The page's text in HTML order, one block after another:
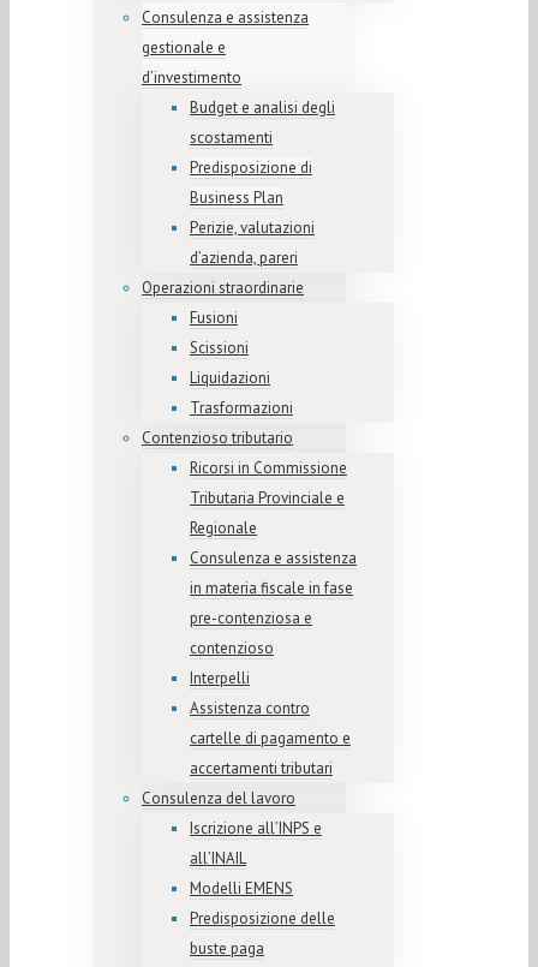
Consulenza e assistenza
gestionale e
d’investimento
Budget e analisi degli
scostamenti
Predisposizione di
Business Plan
Perizie, valutazioni
d’azienda, pareri
Operazioni straordinarie
Fusioni
Scissioni
Liquidazioni
Trasformazioni
Contenzioso tributario
Ricorsi in Commissione
Tributaria Provinciale e
Regionale
Consulenza e assistenza
in materia fiscale in fase
pre-contenziosa e
contenzioso
Interpelli
Assistenza contro
cartelle di pagamento e
accertamenti tributari
Consulenza del lavoro
Iscrizione all’INPS e
all’INAIL
Modelli EMENS
Predisposizione delle
buste paga